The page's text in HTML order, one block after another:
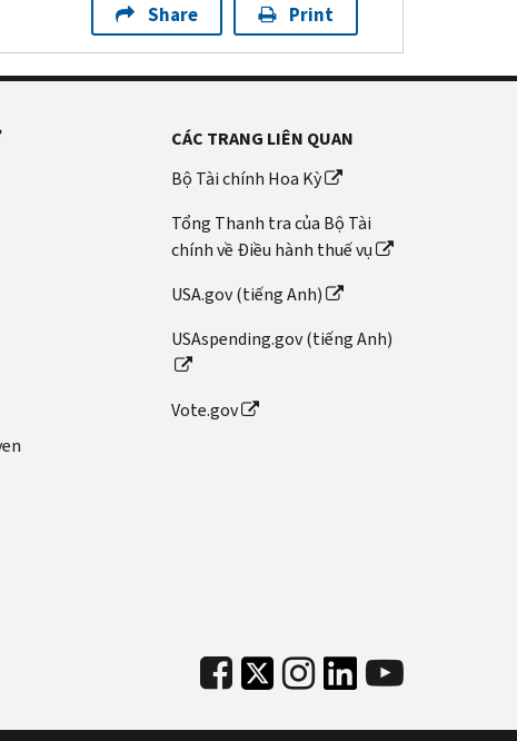
Share Print
CÁC TRANG LIÊN QUAN
Bộ Tài chính Hoa Kỳ
Tổng Thanh tra của Bộ Tài
chính về Điều hành thuế vụ
USA.gov (tiếng Anh)
USAspending.gov (tiếng Anh)
Vote.gov